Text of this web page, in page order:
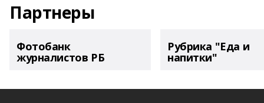
Партнеры
Фотобанк
журналистов РБ
Рубрика "Еда и
напитки"